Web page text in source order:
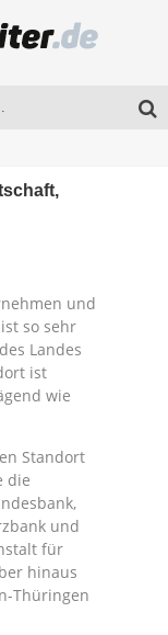
und Universitäten?
und
so sehr
Landes
ist
wie
Standort
die
und
für
hinaus
Thüringen